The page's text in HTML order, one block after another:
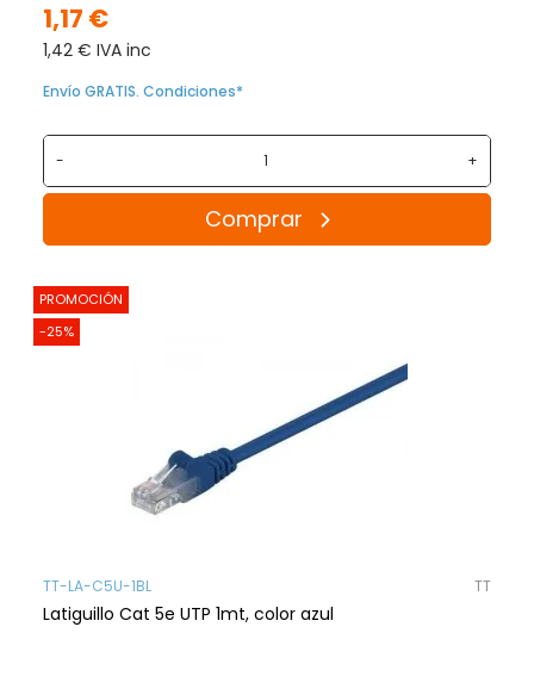
1,17 €
1,42 € IVA inc
Envío GRATIS. Condiciones*
- +
Comprar
PROMOCIÓN
-25%
TT-LA-C5U-1BL TT
Latiguillo Cat 5e UTP 1mt, color azul